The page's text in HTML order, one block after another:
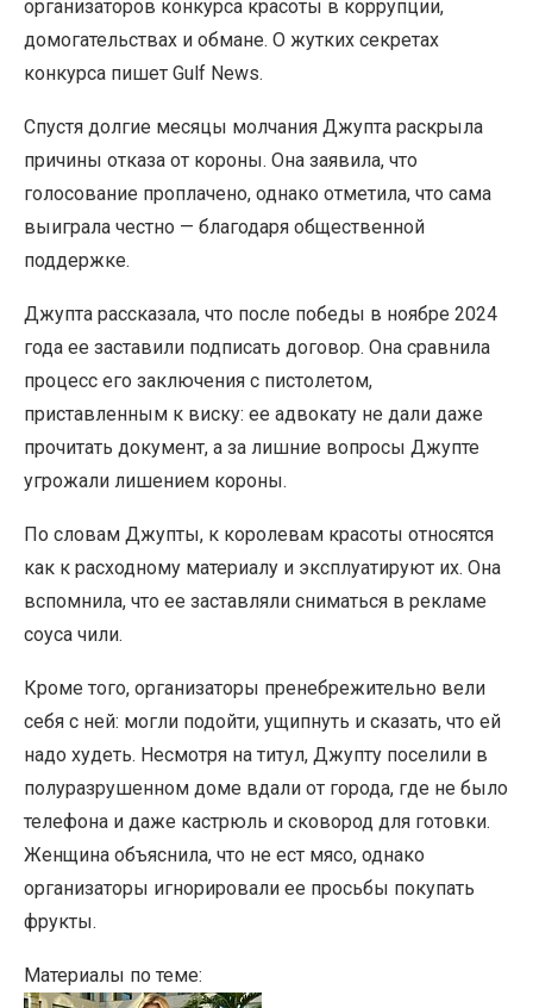
организаторов конкурса красоты в коррупции,
домогательствах и обмане. О жутких секретах
конкурса пишет Gulf News.
Спустя долгие месяцы молчания Джупта раскрыла
причины отказа от короны. Она заявила, что
голосование проплачено, однако отметила, что сама
выиграла честно — благодаря общественной
поддержке.
Джупта рассказала, что после победы в ноябре 2024
года ее заставили подписать договор. Она сравнила
процесс его заключения с пистолетом,
приставленным к виску: ее адвокату не дали даже
прочитать документ, а за лишние вопросы Джупте
угрожали лишением короны.
По словам Джупты, к королевам красоты относятся
как к расходному материалу и эксплуатируют их. Она
вспомнила, что ее заставляли сниматься в рекламе
соуса чили.
Кроме того, организаторы пренебрежительно вели
себя с ней: могли подойти, ущипнуть и сказать, что ей
надо худеть. Несмотря на титул, Джупту поселили в
полуразрушенном доме вдали от города, где не было
телефона и даже кастрюль и сковород для готовки.
Женщина объяснила, что не ест мясо, однако
организаторы игнорировали ее просьбы покупать
фрукты.
Материалы по теме: